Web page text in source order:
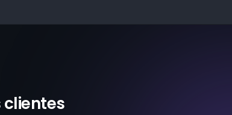
clientes